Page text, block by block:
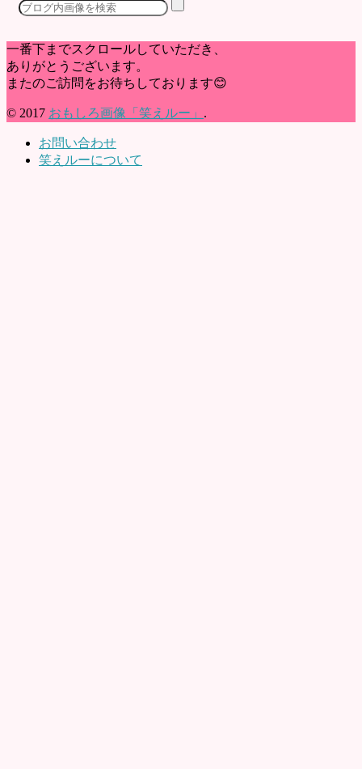
一番下までスクロールしていただき、
ありがとうございます。
またのご訪問をお待ちしております😊
© 2017 おもしろ画像「笑えルー」 .
お問い合わせ
笑えルーについて